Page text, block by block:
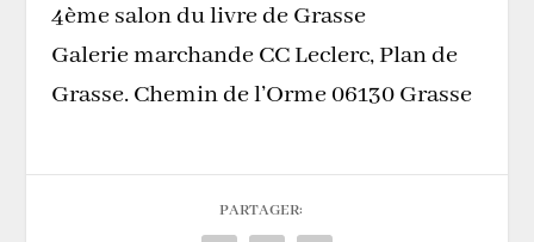
4ème salon du livre de Grasse
Galerie marchande CC Leclerc, Plan de
Grasse. Chemin de l’Orme 06130 Grasse
PARTAGER: